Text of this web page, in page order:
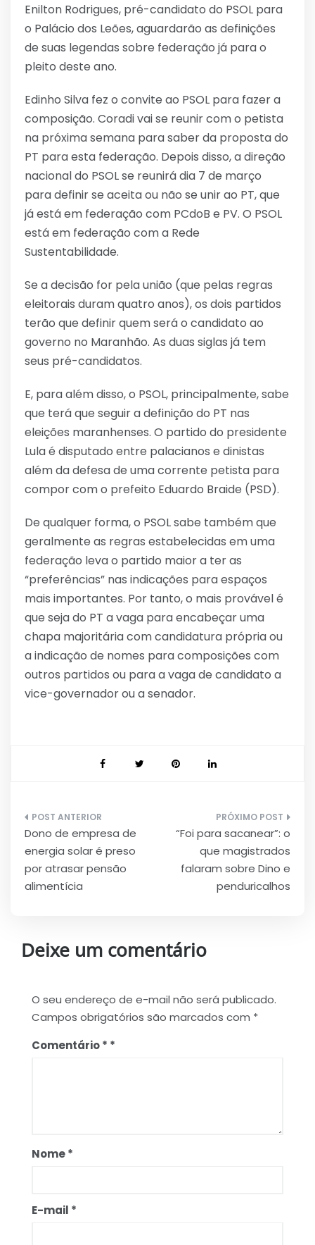
Enilton Rodrigues, pré-candidato do PSOL para
o Palácio dos Leões, aguardarão as definições
de suas legendas sobre federação já para o
pleito deste ano.
Edinho Silva fez o convite ao PSOL para fazer a
composição. Coradi vai se reunir com o petista
na próxima semana para saber da proposta do
PT para esta federação. Depois disso, a direção
nacional do PSOL se reunirá dia 7 de março
para definir se aceita ou não se unir ao PT, que
já está em federação com PCdoB e PV. O PSOL
está em federação com a Rede
Sustentabilidade.
Se a decisão for pela união (que pelas regras
eleitorais duram quatro anos), os dois partidos
terão que definir quem será o candidato ao
governo no Maranhão. As duas siglas já tem
seus pré-candidatos.
E, para além disso, o PSOL, principalmente, sabe
que terá que seguir a definição do PT nas
eleições maranhenses. O partido do presidente
Lula é disputado entre palacianos e dinistas
além da defesa de uma corrente petista para
compor com o prefeito Eduardo Braide (PSD).
De qualquer forma, o PSOL sabe também que
geralmente as regras estabelecidas em uma
federação leva o partido maior a ter as
“preferências” nas indicações para espaços
mais importantes. Por tanto, o mais provável é
que seja do PT a vaga para encabeçar uma
chapa majoritária com candidatura própria ou
a indicação de nomes para composições com
outros partidos ou para a vaga de candidato a
vice-governador ou a senador.
Navegação
de
Post
Dono de empresa de
energia solar é preso
por atrasar pensão
alimentícia
“Foi para sacanear”: o
que magistrados
falaram sobre Dino e
penduricalhos
Deixe um comentário
O seu endereço de e-mail não será publicado.
Campos obrigatórios são marcados com *
Comentário*
Nome*
E-mail *